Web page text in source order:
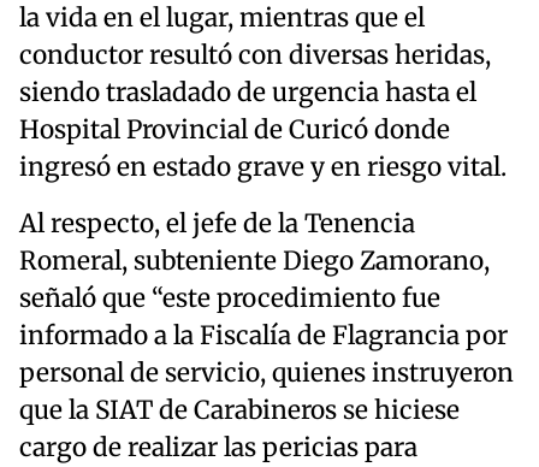
la vida en el lugar, mientras que el
conductor resultó con diversas heridas,
siendo trasladado de urgencia hasta el
Hospital Provincial de Curicó donde
ingresó en estado grave y en riesgo vital.
Al respecto, el jefe de la Tenencia
Romeral, subteniente Diego Zamorano,
señaló que “este procedimiento fue
informado a la Fiscalía de Flagrancia por
personal de servicio, quienes instruyeron
que la SIAT de Carabineros se hiciese
cargo de realizar las pericias para